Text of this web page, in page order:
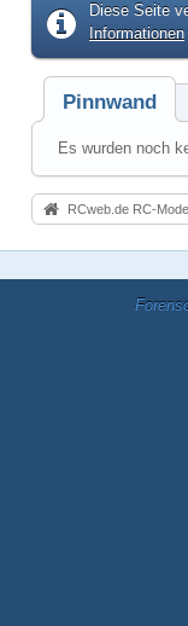
Diese Seite
Informationen
Pinnwand
Es wurden noch
RCweb.de RC-